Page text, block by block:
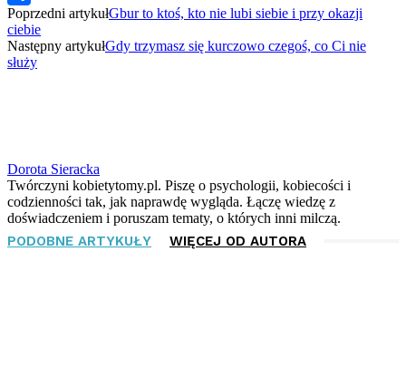
Share
Poprzedni artykułGbur to ktoś, kto nie lubi siebie i przy okazji
ciebie
Następny artykułGdy trzymasz się kurczowo czegoś, co Ci nie
służy
Dorota Sieracka
Twórczyni kobietytomy.pl. Piszę o psychologii, kobiecości i
codzienności tak, jak naprawdę wygląda. Łączę wiedzę z
doświadczeniem i poruszam tematy, o których inni milczą.
PODOBNE ARTYKUŁY WIĘCEJ OD AUTORA